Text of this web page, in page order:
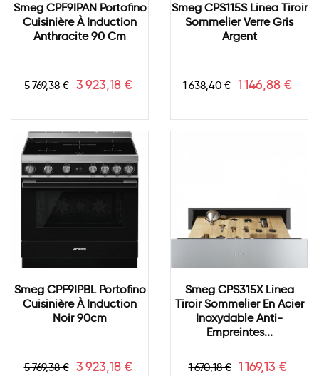
Smeg CPF9IPAN Portofino
Cuisinière À Induction
Anthracite 90 Cm
Prix
5 769,38 € Prix
3 923,18 €
Smeg CPS115S Linea Tiroir
Sommelier Verre Gris
Argent
Prix
1 638,40 € Prix
1 146,88 €
Smeg CPF9IPBL Portofino
Cuisinière À Induction
Noir 90cm
Prix
5 769,38 € Prix
3 923,18 €
Smeg CPS315X Linea
Tiroir Sommelier En Acier
Inoxydable Anti-
Empreintes...
Prix
1 670,18 € Prix
1 169,13 €